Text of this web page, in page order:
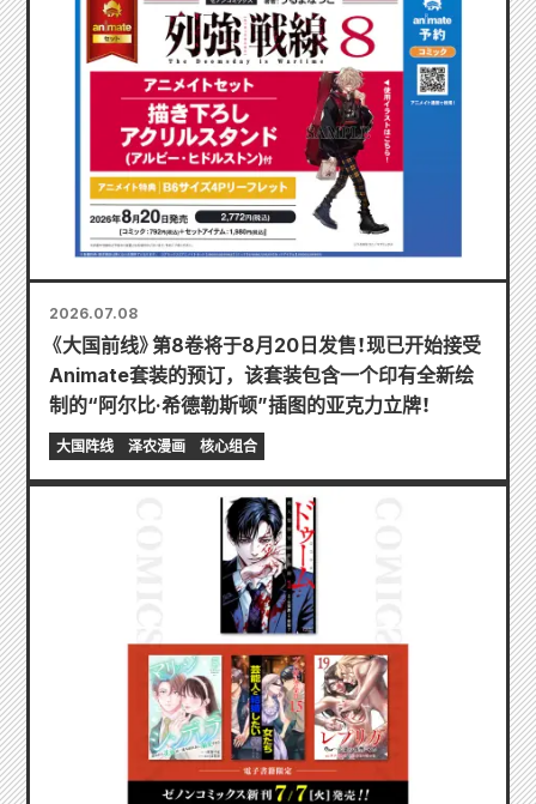
2026.07.08
《大国前线》第8卷将于8月20日发售！现已开始接受
Animate套装的预订，该套装包含一个印有全新绘
制的“阿尔比·希德勒斯顿”插图的亚克力立牌！
大国阵线 泽农漫画 核心组合